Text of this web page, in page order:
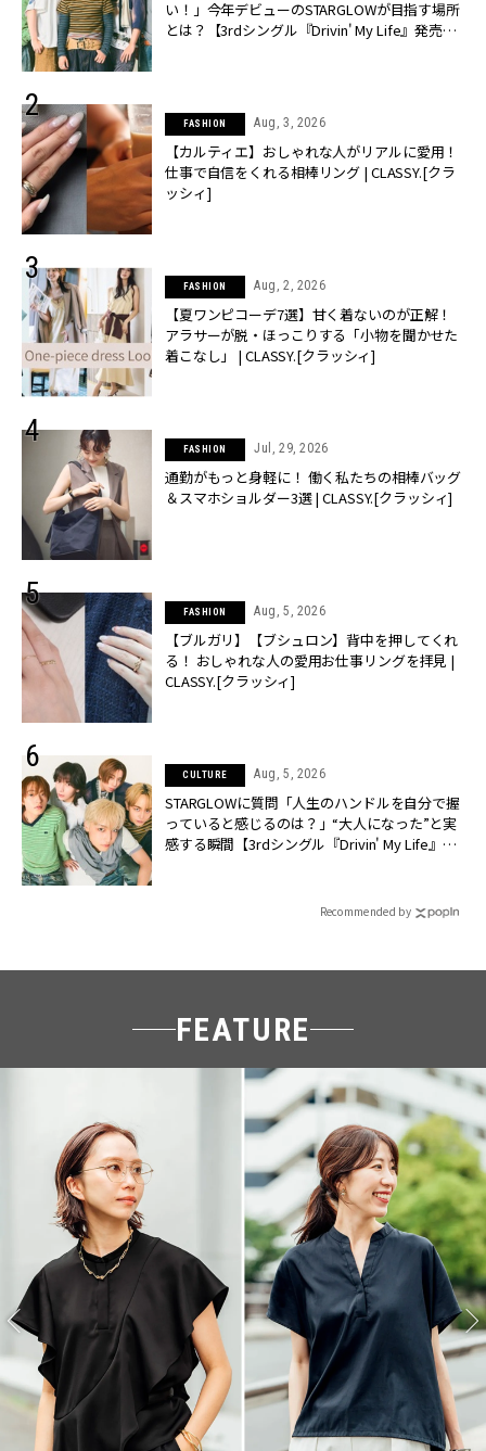
い！」今年デビューのSTARGLOWが目指す場所
とは？【3rdシングル『Drivin' My Life』発売】 |
FASHION Aug, 3, 2026
【カルティエ】おしゃれな人がリアルに愛用！
仕事で自信をくれる相棒リング | CLASSY.[クラ
ッシィ]
FASHION Aug, 2, 2026
【夏ワンピコーデ7選】甘く着ないのが正解！
アラサーが脱・ほっこりする「小物を聞かせた
着こなし」 | CLASSY.[クラッシィ]
FASHION Jul, 29, 2026
通勤がもっと身軽に！ 働く私たちの相棒バッグ
＆スマホショルダー3選 | CLASSY.[クラッシィ]
FASHION Aug, 5, 2026
【ブルガリ】【ブシュロン】背中を押してくれ
る！ おしゃれな人の愛用お仕事リングを拝見 |
CLASSY.[クラッシィ]
CULTURE Aug, 5, 2026
STARGLOWに質問「人生のハンドルを自分で握
っていると感じるのは？」“大️人になった”と実
感する瞬間【3rdシングル『Drivin' My Life』発
Recommended by
FEATURE